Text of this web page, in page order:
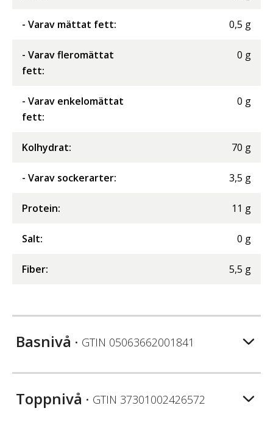
- Varav mättat fett: 0,5 g
- Varav fleromättat
fett:
0 g
- Varav enkelomättat
fett:
0 g
Kolhydrat: 70 g
- Varav sockerarter: 3,5 g
Protein: 11 g
Salt: 0 g
Fiber: 5,5 g
Basnivå • GTIN 05063662001841
Toppnivå • GTIN 37301002426572